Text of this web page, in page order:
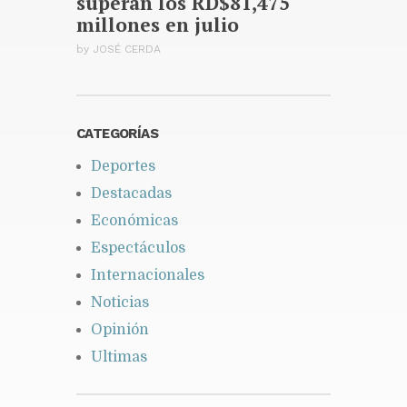
millones en julio
by JOSÉ CERDA
CATEGORÍAS
Deportes
Destacadas
Económicas
Espectáculos
Internacionales
Noticias
Opinión
Ultimas